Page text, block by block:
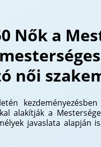
Nők a
női
alakítják a
javaslata